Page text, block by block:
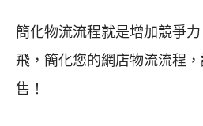
簡化物流流程就是增加競爭
飛，簡化您的網店物流流程
售！